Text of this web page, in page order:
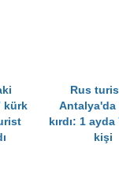
kürk
Rus
Antalya'da
kırdı: 1
kişi